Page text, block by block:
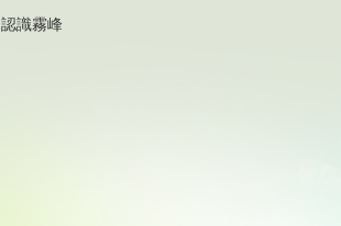
認識霧峰